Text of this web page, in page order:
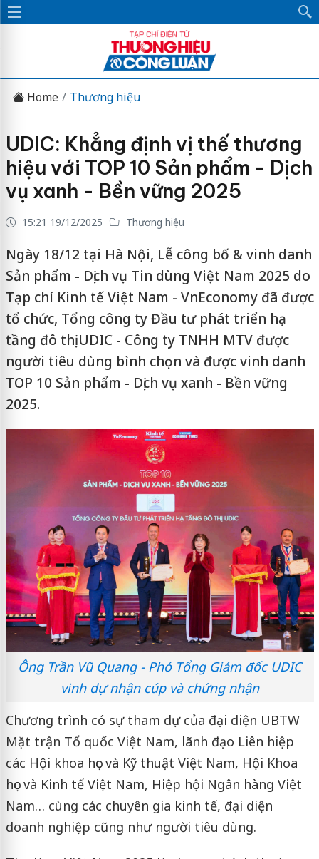
Home Thương hiệu
UDIC: Khẳng định vị thế thương
hiệu với TOP 10 Sản phẩm - Dịch
vụ xanh - Bền vững 2025
15:21 19/12/2025 Thương hiệu
Ngày 18/12 tại Hà Nội, Lễ công bố & vinh danh
Sản phẩm - Dịch vụ Tin dùng Việt Nam 2025 do
Tạp chí Kinh tế Việt Nam - VnEconomy đã được
tổ chức, Tổng công ty Đầu tư phát triển hạ
tầng đô thị UDIC - Công ty TNHH MTV được
người tiêu dùng bình chọn và được vinh danh
TOP 10 Sản phẩm - Dịch vụ xanh - Bền vững
2025.
Ông Trần Vũ Quang - Phó Tổng Giám đốc UDIC
vinh dự nhận cúp và chứng nhận
Chương trình có sự tham dự của đại diện UBTW
Mặt trận Tổ quốc Việt Nam, lãnh đạo Liên hiệp
các Hội khoa học và Kỹ thuật Việt Nam, Hội Khoa
học và Kinh tế Việt Nam, Hiệp hội Ngân hàng Việt
Nam… cùng các chuyên gia kinh tế, đại diện
doanh nghiệp cũng như người tiêu dùng.